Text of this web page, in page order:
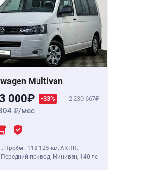
Multivan
000 -33% 2 230 667
/мес
, Пробег: 118 125 км, АКПП,
Передний привод, Минивэн, 140 лс